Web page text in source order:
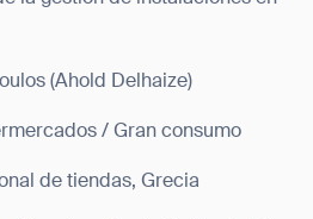
(Ahold Delhaize)
/ Gran consumo
de tiendas, Grecia